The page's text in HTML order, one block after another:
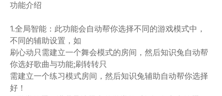
功能介绍
1.全局智能：此功能会自动帮你选择不同的游戏模式中，
不同的辅助设置，如
刷心动只需建立一个舞会模式的房间，然后知识兔自动帮
你选好歌曲与功能;刷转转只
需建立一个练习模式房间，然后知识兔辅助自动帮你选择
好！